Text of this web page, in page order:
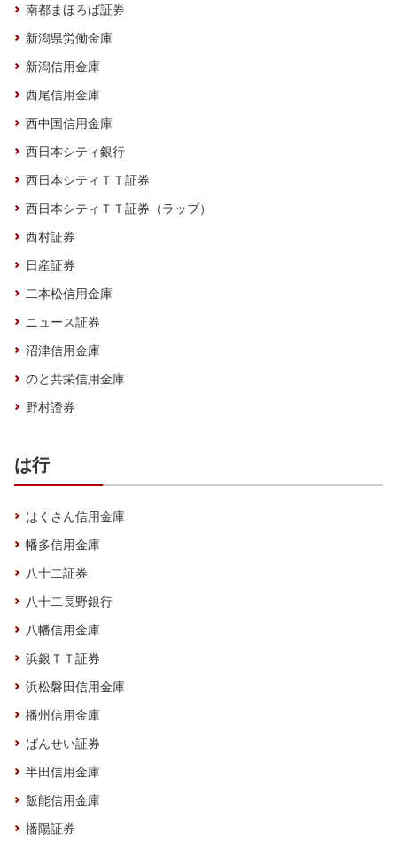
南都まほろば証券
新潟県労働金庫
新潟信用金庫
西尾信用金庫
西中国信用金庫
西日本シティ銀行
西日本シティＴＴ証券
西日本シティＴＴ証券（ラップ）
西村証券
日産証券
二本松信用金庫
ニュース証券
沼津信用金庫
のと共栄信用金庫
野村證券
は行
はくさん信用金庫
幡多信用金庫
八十二証券
八十二長野銀行
八幡信用金庫
浜銀ＴＴ証券
浜松磐田信用金庫
播州信用金庫
ばんせい証券
半田信用金庫
飯能信用金庫
播陽証券